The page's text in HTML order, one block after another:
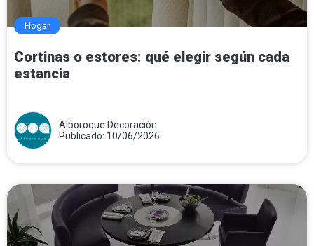
Hogar
Cortinas o estores: qué elegir según cada
estancia
Alboroque Decoración
Publicado: 10/06/2026